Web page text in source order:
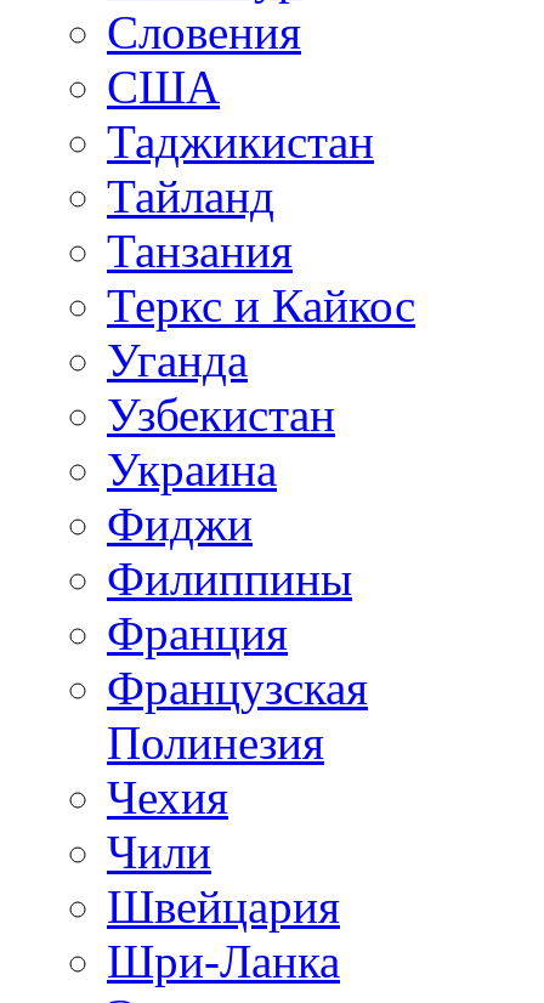
Словения
США
Таджикистан
Тайланд
Танзания
Теркс и Кайкос
Уганда
Узбекистан
Украина
Фиджи
Филиппины
Франция
Французская
Полинезия
Чехия
Чили
Швейцария
Шри-Ланка